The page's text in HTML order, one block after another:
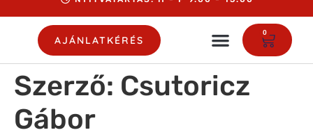
AJÁNLATKÉRÉS
0
Szerző: Csutoricz
Gábor